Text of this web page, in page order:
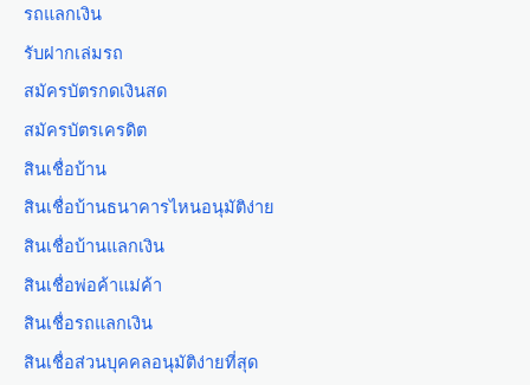
รถแลกเงิน
รับฝากเล่มรถ
สมัครบัตรกดเงินสด
สมัครบัตรเครดิต
สินเชื่อบ้าน
สินเชื่อบ้านธนาคารไหนอนุมัติง่าย
สินเชื่อบ้านแลกเงิน
สินเชื่อพ่อค้าแม่ค้า
สินเชื่อรถแลกเงิน
สินเชื่อส่วนบุคคลอนุมัติง่ายที่สุด